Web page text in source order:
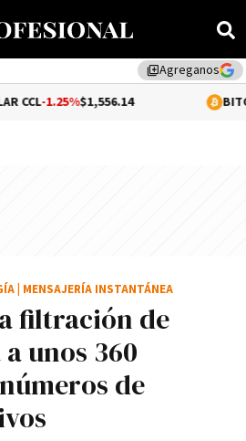
library_addAgreganos
0.31%
filtración de
unos 360
de
MENSAJERÍA INSTANTÁNEA